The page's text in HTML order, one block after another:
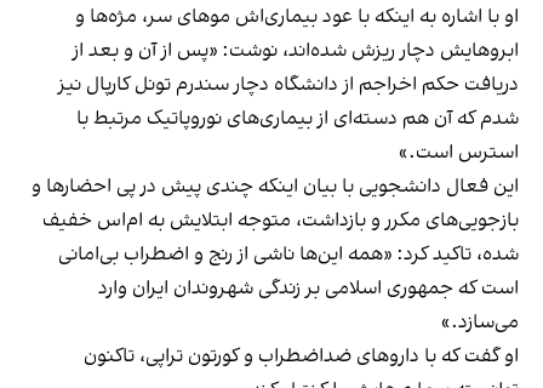
او با اشاره به اینکه با عود بیماری‌اش موهای سر، مژه‌ها و
ابروهایش دچار ریزش شده‌اند، نوشت: «پس از آن و بعد از
دریافت حکم اخراجم از دانشگاه دچار سندرم تونل کارپال نیز
شدم که آن هم دسته‌ای از بیماری‌های نوروپاتیک مرتبط با
استرس است.»
این فعال دانشجویی با بیان اینکه چندی پیش در پی احضارها و
بازجویی‌های مکرر و بازداشت، متوجه ابتلایش به ام‌اس خفیف
شده، تاکید کرد: «همه‌ این‌ها ناشی از رنج و اضطراب بی‌امانی
است که جمهوری اسلامی بر زندگی شهروندان ایران وارد
می‌سازد.»
او گفت که با داروهای ضداضطراب و کورتون تراپی، تاکنون